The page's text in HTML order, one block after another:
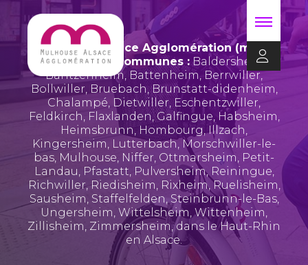
Mulhouse Alsace Agglomération (m2A)
regroupe 39 communes : Baldersheim,
Bantzenheim, Battenheim, Berrwiller,
Bollwiller, Bruebach,Brunstatt-didenheim,
Chalampé, Dietwiller, Eschentzwiller,
Feldkirch, Flaxlanden,Galfingue, Habsheim,
Heimsbrunn, Hombourg,Illzach,
Kingersheim, Lutterbach, Morschwiller-le-
bas, Mulhouse, Niffer, Ottmarsheim, Petit-
Landau, Pfastatt, Pulversheim, Reiningue,
Richwiller, Riedisheim, Rixheim,Ruelisheim,
Sausheim, Staffelfelden, Steinbrunn-le-Bas,
Ungersheim, Wittelsheim,Wittenheim,
Zillisheim, Zimmersheim, dans le Haut-Rhin
en Alsace.